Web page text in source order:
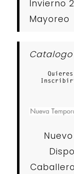
Invierno
Mayoreo
Catalogo
Nuevo